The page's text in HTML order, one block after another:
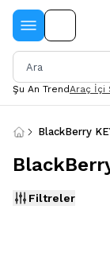
Şu An TrendAraç İçi
BlackBerry
Filtreler